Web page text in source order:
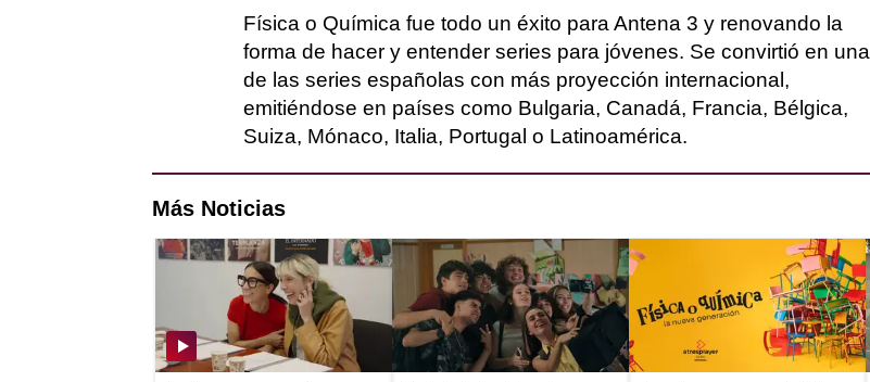
Física o Química fue todo un éxito para Antena 3 y renovando la
forma de hacer y entender series para jóvenes. Se convirtió en una
de las series españolas con más proyección internacional,
emitiéndose en países como Bulgaria, Canadá, Francia, Bélgica,
Suiza, Mónaco, Italia, Portugal o Latinoamérica.
Más Noticias